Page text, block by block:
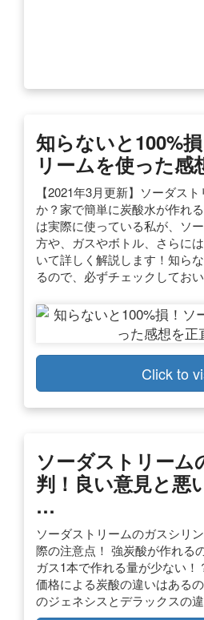
知らないと100%
リームを使った
【2021年3月更新】ソーダス
か？家で簡単に炭酸水が作れ
は実際に使っている私が、ソ
方や、ガスやボトル、さらに
いて詳しく解説します！知ら
るので、必ずチェックしてお
Click to
ソーダストリーム
判！良い意見と悪
…
ソーダストリームのガスシリ
際の注意点！ 強炭酸が作れる
ガス1本で作れる量が少ない
価格による炭酸の違いはある
のジェネシスとデラックスの